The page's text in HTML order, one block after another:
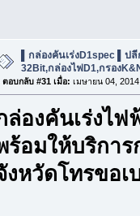
▌กล่องคันเร่งD1spec ▌ปลี
32Bit,กล่องไฟD1,กรอง
ตอบกลับ #31 เมื่อ: เมษายน 04,
ล่องคันเร่งไฟ
ร้อมให้บริกา
งหวัดโทรขอเ